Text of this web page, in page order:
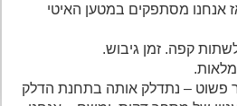
מסתפקים במטען האיטי
קפה. זמן גיבוש.
– נתדלק אותה בתחנת הדלק